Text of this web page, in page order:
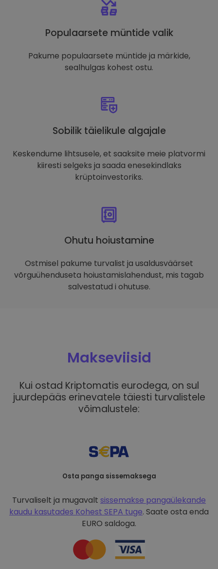
Populaarsete müntide valik
Pakume populaarsete müntide ja märkide,
sealhulgas kohest ostu.
Sobilik täielikule algajale
Keskendume lihtsusele, et saaksite meie platvormi
kiiresti selgeks ja saada enesekindlaks
krüptoinvestoriks.
Ohutu hoiustamine
Ostmisel pakume turvalist ja usaldusväärset
võrguühenduseta hoiustamislahendust, mis tagab
salvestatud i ohutuse.
Makseviisid
Kui ostad Kriptomatis eurodega, on sul
juurdepääs erinevatele täiesti turvalistele
võimalustele:
Osta panga sissemaksega
Turvaliselt ja mugavalt sissemakse pangaülekande
kaudu kasutades Kohest SEPA tuge. Saate osta enda
EURO saldoga.